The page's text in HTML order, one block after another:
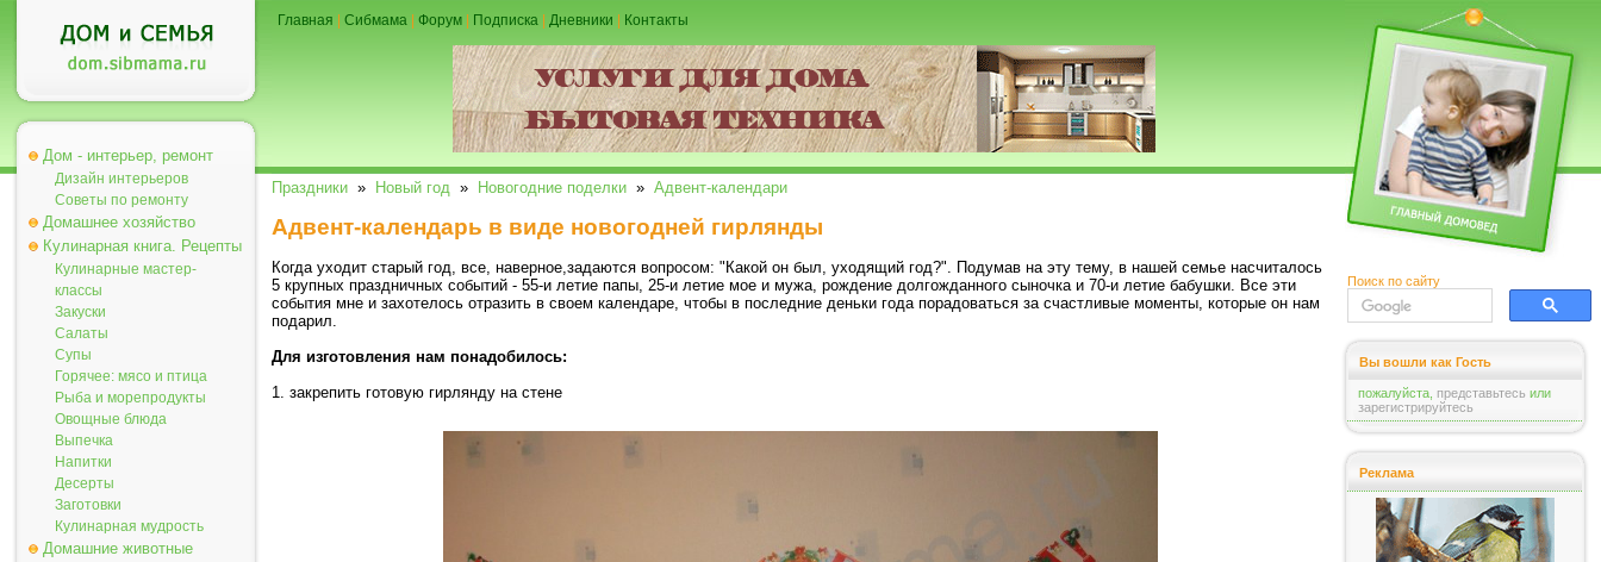
Дом - интерьер, ремонт
Дизайн интерьеров
Советы по ремонту
Домашнее хозяйство
Кулинарная книга. Рецепты
Кулинарные мастер-
классы
Закуски
Салаты
Супы
Горячее: мясо и птица
Рыба и морепродукты
Овощные блюда
Выпечка
Напитки
Десерты
Заготовки
Кулинарная мудрость
Домашние животные
Главная Сибмама Форум Подписка Дневники Контакты
Праздники » Новый год » Новогодние поделки » Адвент-календари
Адвент-календарь в виде новогодней гирлянды
Когда уходит старый год, все, наверное,задаются вопросом: "Какой он был, уходящий год?". Подумав на эту тему, в нашей семье насчиталось
5 крупных праздничных событий - 55-и летие папы, 25-и летие мое и мужа, рождение долгожданного сыночка и 70-и летие бабушки. Все эти
события мне и захотелось отразить в своем календаре, чтобы в последние деньки года порадоваться за счастливые моменты, которые он нам
подарил.
Для изготовления нам понадобилось:
1. закрепить готовую гирлянду на стене
Поиск по сайту
Вы вошли как Гость
пожалуйста, представьтесь или
зарегистрируйтесь
Реклама